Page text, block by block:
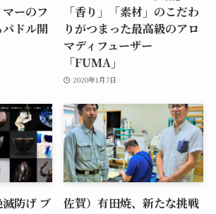
ーのフ
ドル開
「香り」「素材」のこだわ
りがつまった最高級のアロ
マディフューザー
「FUMA」
2020年1月7日
防げ ブ
佐賀）有田焼、新たな挑戦